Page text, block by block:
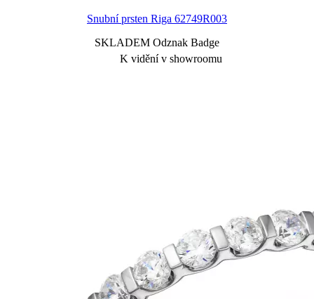
Snubní prsten Riga 62749R003
SKLADEM Odznak Badge
K vidění v showroomu